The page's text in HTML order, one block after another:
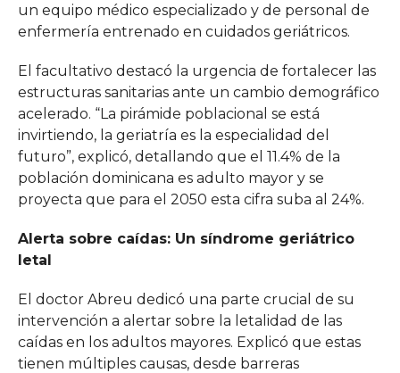
un equipo médico especializado y de personal de
enfermería entrenado en cuidados geriátricos.
El facultativo destacó la urgencia de fortalecer las
estructuras sanitarias ante un cambio demográfico
acelerado. “La pirámide poblacional se está
invirtiendo, la geriatría es la especialidad del
futuro”, explicó, detallando que el 11.4% de la
población dominicana es adulto mayor y se
proyecta que para el 2050 esta cifra suba al 24%.
Alerta sobre caídas: Un síndrome geriátrico
letal
El doctor Abreu dedicó una parte crucial de su
intervención a alertar sobre la letalidad de las
caídas en los adultos mayores. Explicó que estas
tienen múltiples causas, desde barreras